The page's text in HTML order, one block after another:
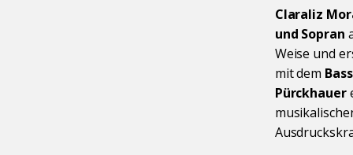
Claraliz
und Sopran
Weise und
mit dem
Pürckhauer